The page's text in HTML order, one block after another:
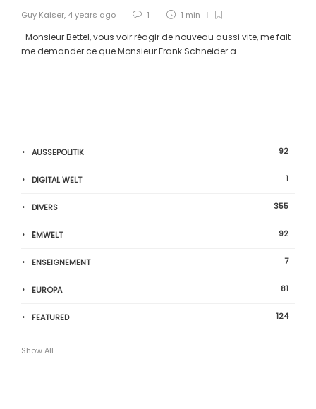
Guy Kaiser, 4 years ago 1 1 min
Monsieur Bettel, vous voir réagir de nouveau aussi vite, me fait
me demander ce que Monsieur Frank Schneider a...
AUSSEPOLITIK 92
DIGITAL WELT 1
DIVERS 355
ËMWELT 92
ENSEIGNEMENT 7
EUROPA 81
FEATURED 124
Show All